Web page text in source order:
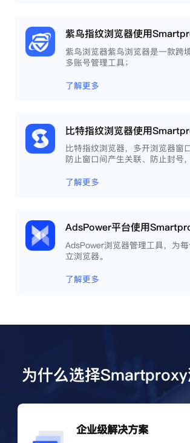
紫鸟指纹浏览器使用
紫鸟浏览器紫鸟浏览器是一款跨
多账号管理工具；
了解更多
比特指纹浏览器使用
比特指纹浏览器，多开浏览器窗
防止窗口间产生关联、防止封号
相互间完全环境独立、隔离，避
了解更多
AdsPower平台使用
AdsPower浏览器管理工具，为
立浏览器。
了解更多
为什么选择Smartproxy
企业级解决方案